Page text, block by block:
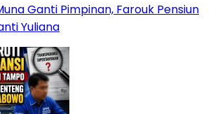
Ganti Pimpinan, Farouk Pensiun
Yuliana